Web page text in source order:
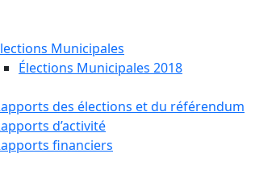
Municipales
Élections Municipales 2018
des élections et du référendum
d’activité
financiers